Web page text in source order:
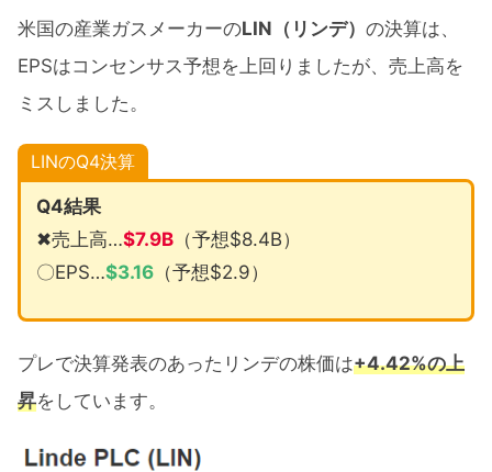
米国の産業ガスメーカーのLIN（リンデ） の決算は、
EPSはコンセンサス予想を上回りましたが、売上高を
ミスしました。
LINのQ4決算
Q4結果
✖売上高…$7.9B（予想$8.4B）
〇EPS…$3.16（予想$2.9）
プレで決算発表のあったリンデの株価は+4.42%の上
昇をしています。